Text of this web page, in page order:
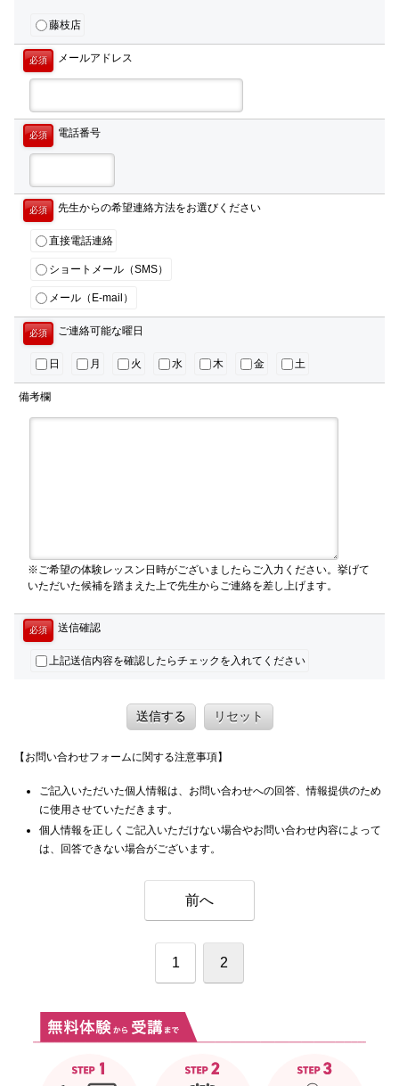
藤枝店
必須 メールアドレス
必須 電話番号
必須 先生からの希望連絡方法をお選びください
直接電話連絡
ショートメール（SMS）
メール（E-mail）
必須 ご連絡可能な曜日
日 月 火 水 木 金 土
備考欄
※ご希望の体験レッスン日時がございましたらご入力ください。挙げて
いただいた候補を踏まえた上で先生からご連絡を差し上げます。
必須 送信確認
上記送信内容を確認したらチェックを入れてください
送信する リセット
【お問い合わせフォームに関する注意事項】
ご記入いただいた個人情報は、お問い合わせへの回答、情報提供のため
に使用させていただきます。
個人情報を正しくご記入いただけない場合やお問い合わせ内容によって
は、回答できない場合がございます。
前へ
1 2